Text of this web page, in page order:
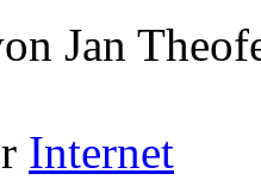
Jan
Internet